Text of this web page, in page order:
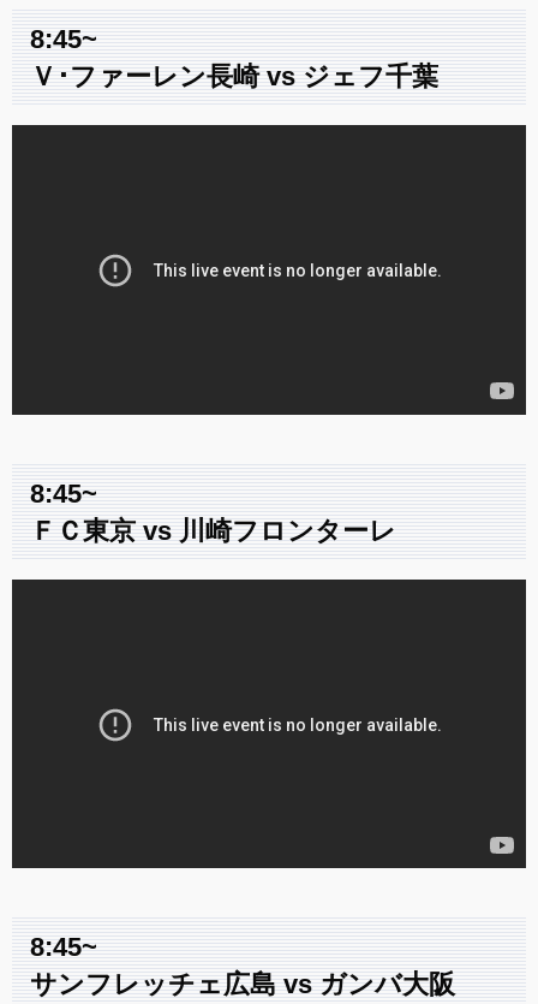
8:45~
Ｖ･ファーレン長崎 vs ジェフ千葉
8:45~
ＦＣ東京 vs 川崎フロンターレ
8:45~
サンフレッチェ広島 vs ガンバ大阪